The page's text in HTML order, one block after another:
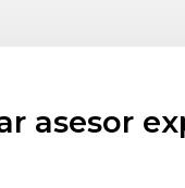
asesor